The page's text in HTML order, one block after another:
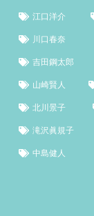
江口洋介
川口春奈
吉田鋼太郎
山崎賢人
北川景子
滝沢眞規子
中島健人